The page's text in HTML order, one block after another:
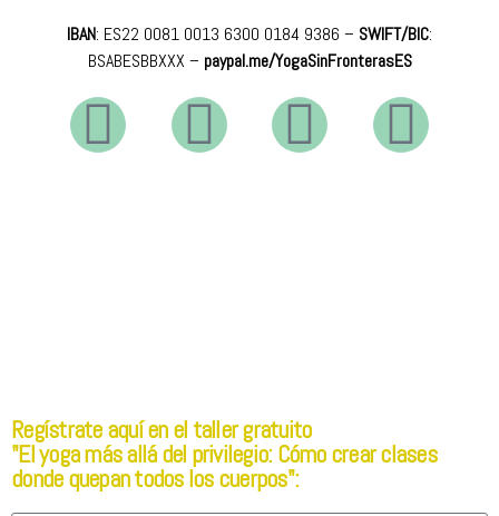
IBAN: ES22 0081 0013 6300 0184 9386 – SWIFT/BIC:
BSABESBBXXX – paypal.me/YogaSinFronterasES
Regístrate aquí en el taller gratuito
"El yoga más allá del privilegio: Cómo crear clases
donde quepan todos los cuerpos":